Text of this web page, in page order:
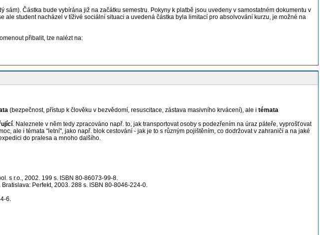
Částka bude vybírána již na začátku semestru. Pokyny k platbě jsou uvedeny v samostatném dokumentu v
student nacházel v tíživé sociální situaci a uvedená částka byla limitací pro absolvování kurzu, je možné na
přibalit, lze nalézt na:
(bezpečnost, přístup k člověku v bezvědomí, resuscitace, zástava masivního krvácení), ale i témata
. Naleznete v něm tedy zpracováno např. to, jak transportovat osoby s podezřením na úraz páteře, vyprošťovat
ale i témata "letní", jako např. blok cestování - jak je to s různým pojištěním, co dodržovat v zahraničí a na jaké
do pralesa a mnoho dalšího.
s r.o., 2002. 199 s. ISBN 80-86073-99-8.
Perfekt, 2003. 288 s. ISBN 80-8046-224-0.
6.